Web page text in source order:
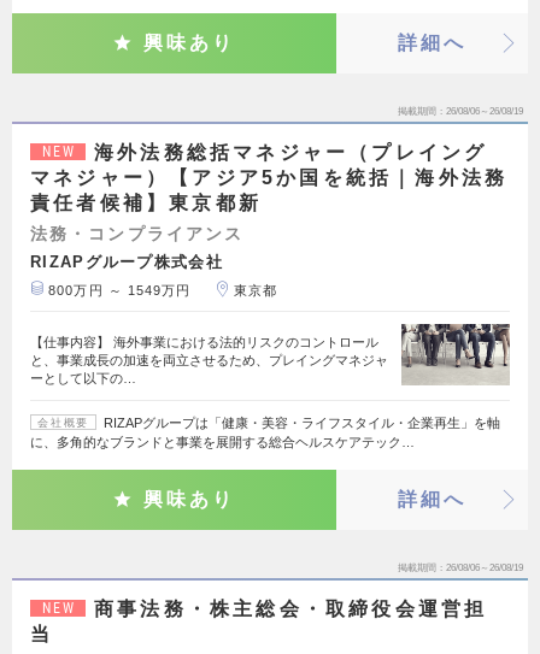
興味あり 詳細へ
掲載期間 26/08/06～26/08/19
NEW
海外法務総括マネジャー（プレイング
マネジャー）【アジア5か国を統括｜海外法務
責任者候補】東京都新
法務・コンプライアンス
RIZAPグループ株式会社
800万円 ～ 1549万円 東京都
【仕事内容】 海外事業における法的リスクのコントロール
と、事業成長の加速を両立させるため、プレイングマネジャ
ーとして以下の…
会社概要
RIZAPグループは「健康・美容・ライフスタイル・企業再生」を軸
に、多角的なブランドと事業を展開する総合ヘルスケアテック…
興味あり 詳細へ
掲載期間 26/08/06～26/08/19
NEW
商事法務・株主総会・取締役会運営担
当